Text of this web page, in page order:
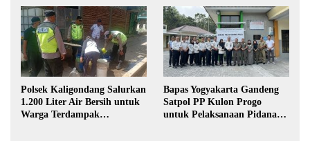
Polsek Kaligondang Salurkan
1.200 Liter Air Bersih untuk
Warga Terdampak
Bapas Yogyakarta Gandeng
Satpol PP Kulon Progo
untuk Pelaksanaan Pidana